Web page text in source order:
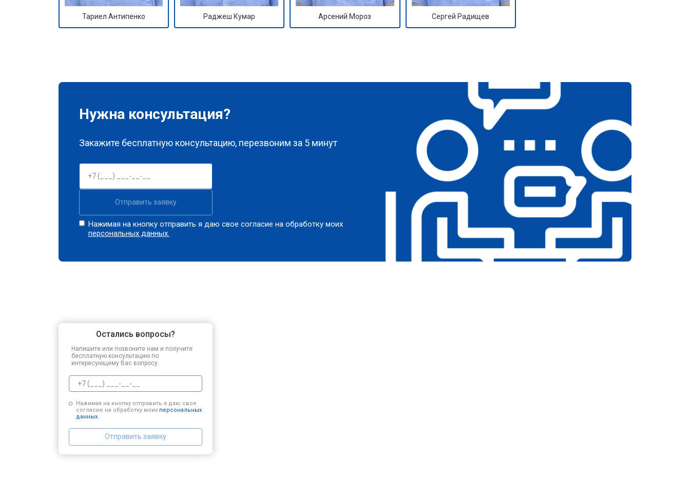
Тариел Антипенко Раджеш Кумар Арсений Мороз Сергей Радищев
Нужна консультация?
Закажите бесплатную консультацию, перезвоним за 5 минут
Отправить заявку
Нажимая на кнопку отправить я даю свое согласие на обработку моих
персональных данных.
Остались вопросы?
Напишите или позвоните нам и получите
бесплатную консультацию по
интересующему Вас вопросу.
Нажимая на кнопку отправить я даю свое
согласие на обработку моих персональных
данных.
Отправить заявку